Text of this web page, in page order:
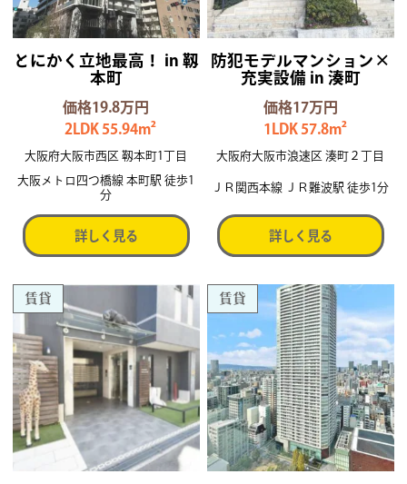
とにかく立地最高！ in 靱
本町
価格19.8万円
2LDK 55.94m²
大阪府大阪市西区 靱本町1丁目
大阪メトロ四つ橋線 本町駅 徒歩1
分
詳しく見る
防犯モデルマンション×
充実設備 in 湊町
価格17万円
1LDK 57.8m²
大阪府大阪市浪速区 湊町２丁目
ＪＲ関西本線 ＪＲ難波駅 徒歩1分
詳しく見る
賃貸 賃貸